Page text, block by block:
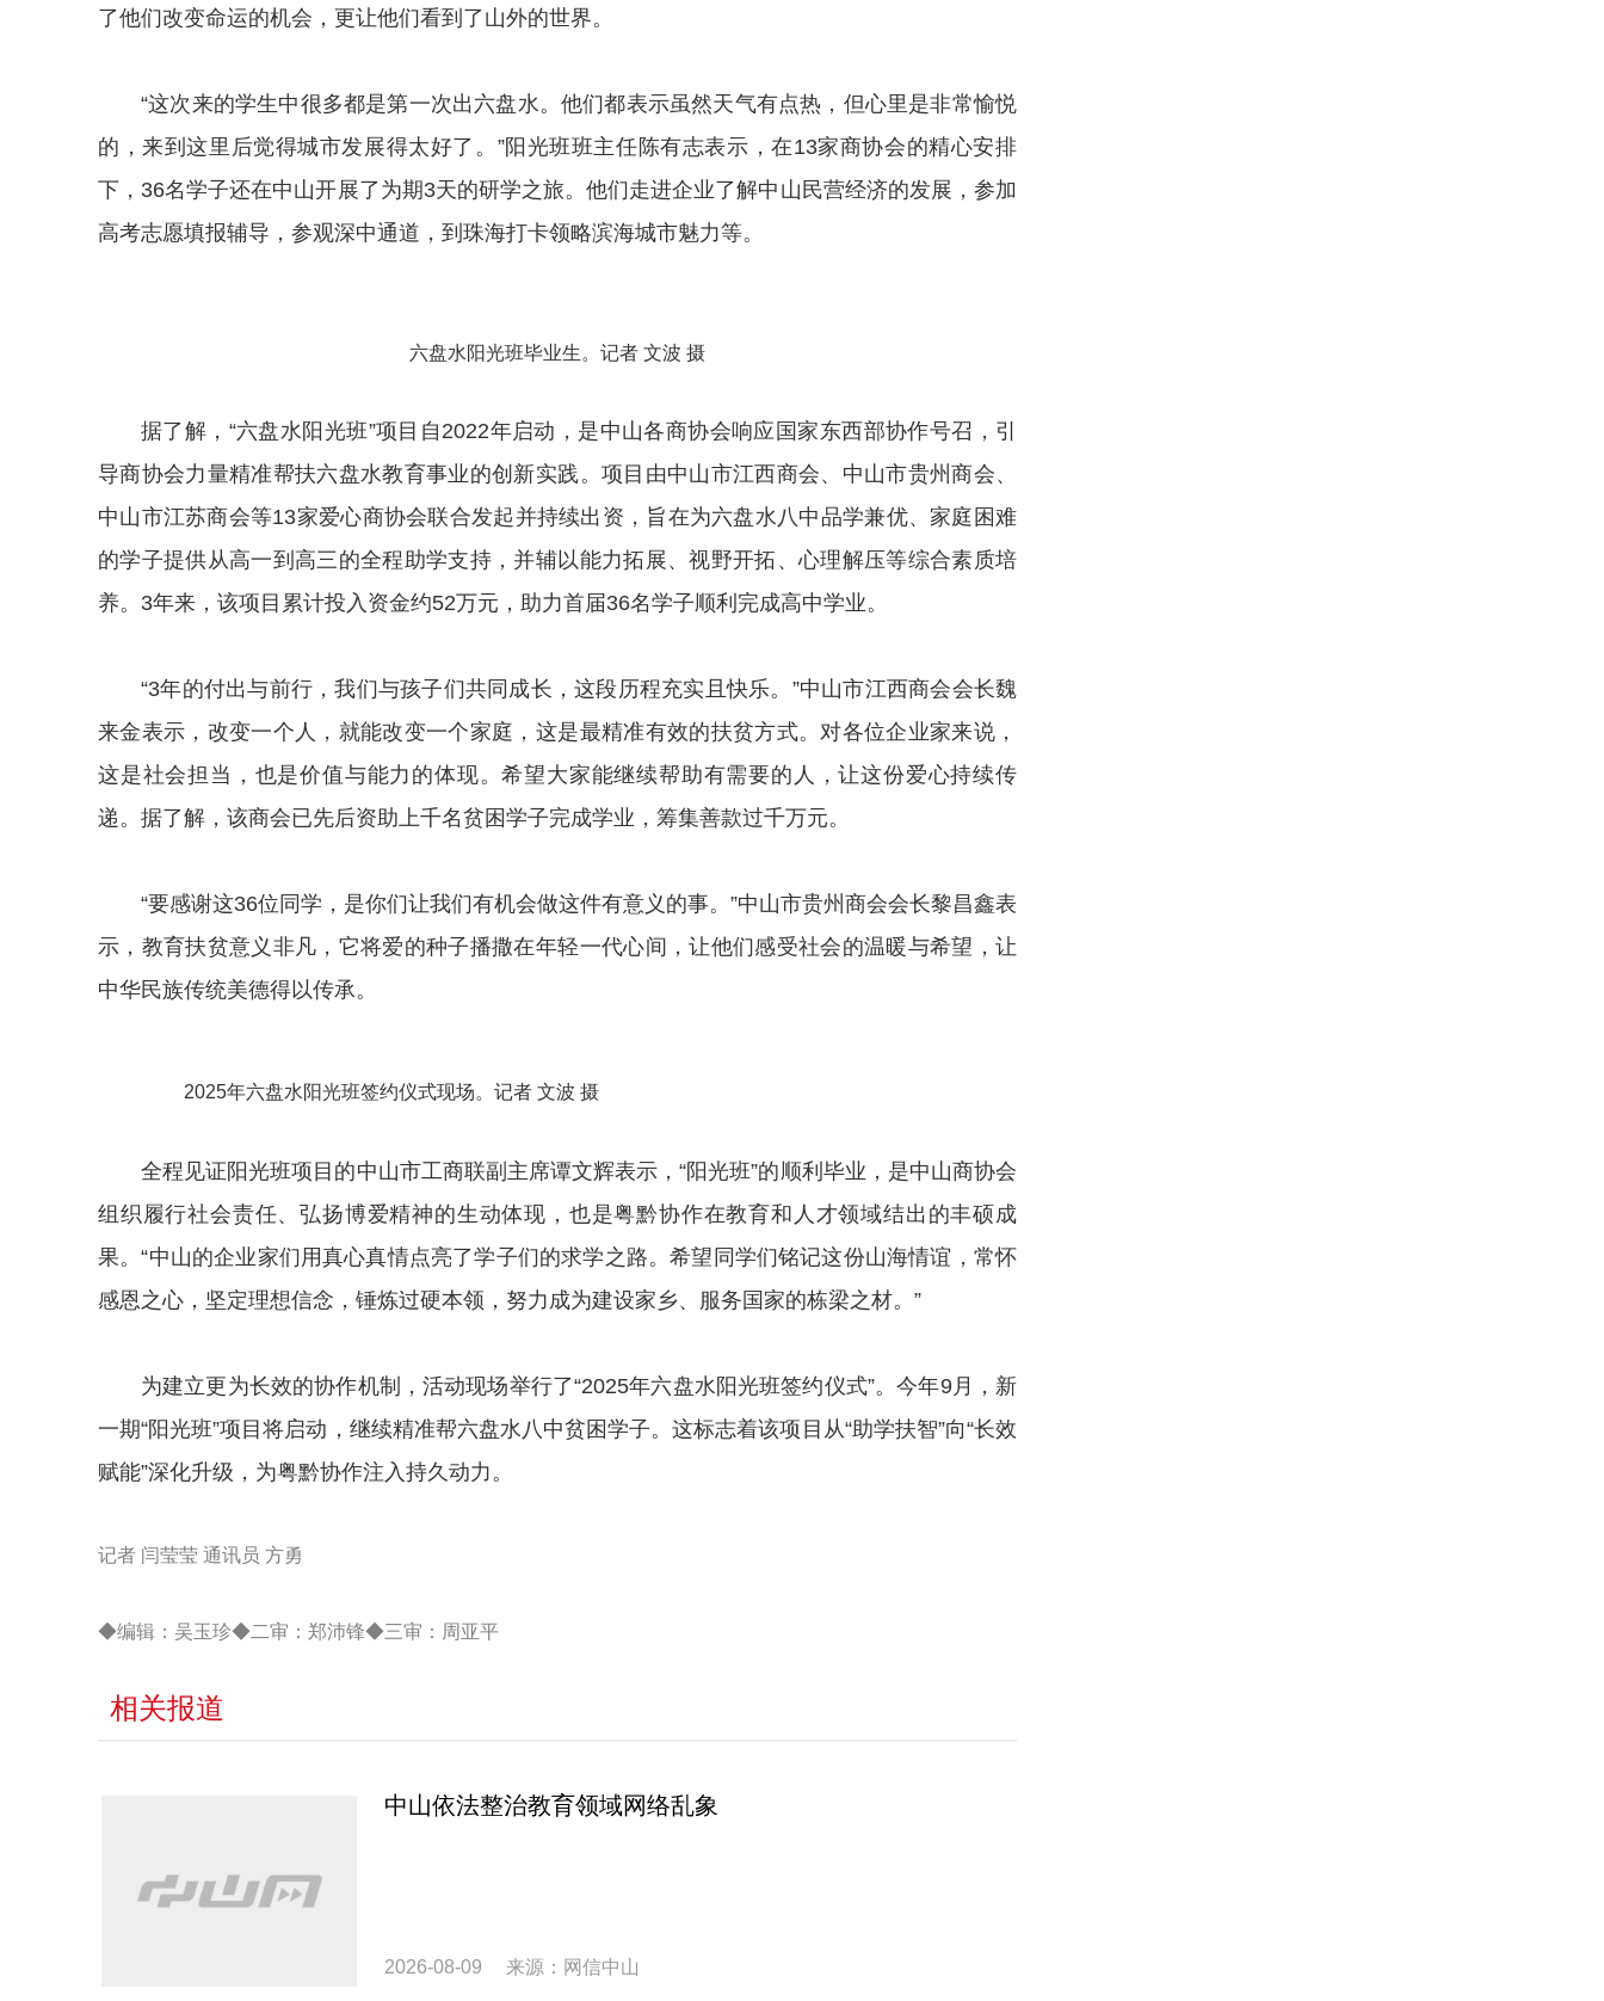
了他们改变命运的机会，更让他们看到了山外的世界。
“这次来的学生中很多都是第一次出六盘水。他们都表示虽然天气有点热，但心里是非常愉悦
的，来到这里后觉得城市发展得太好了。”阳光班班主任陈有志表示，在13家商协会的精心安排
下，36名学子还在中山开展了为期3天的研学之旅。他们走进企业了解中山民营经济的发展，参加
高考志愿填报辅导，参观深中通道，到珠海打卡领略滨海城市魅力等。
六盘水阳光班毕业生。记者 文波 摄
据了解，“六盘水阳光班”项目自2022年启动，是中山各商协会响应国家东西部协作号召，引
导商协会力量精准帮扶六盘水教育事业的创新实践。项目由中山市江西商会、中山市贵州商会、
中山市江苏商会等13家爱心商协会联合发起并持续出资，旨在为六盘水八中品学兼优、家庭困难
的学子提供从高一到高三的全程助学支持，并辅以能力拓展、视野开拓 、心理解压等综合素质培
养。3年来，该项目累计投入资金约52万元，助力首届36名学子顺利完成高中学业。
“3年的付出与前行，我们与孩子们共同成长，这段历程充实且快乐。”中山市江西商会会长魏
来金表示，改变一个人，就能改变一个家庭，这是最精准有效的扶贫方式。对各位企业家来说，
这是社会担当，也是价值与能力的体现。希望大家能继续帮助有需要的人，让这份爱心持续传
递。据了解，该商会已先后资助上千名贫困学子完成学业，筹集善款过千万元。
“要感谢这36位同学，是你们让我们有机会做这件有意义的事。”中山市贵州商会会长黎昌鑫表
示，教育扶贫意义非凡，它将爱的种子播撒在年轻一代心间，让他们感受社会的温暖与希望，让
中华民族传统美德得以传承。
2025年六盘水阳光班签约仪式现场。记者 文波 摄
全程见证阳光班项目的中山市工商联副主席谭文辉表示，“阳光班”的顺利毕业，是中山商协会
组织履行社会责任、弘扬博爱精神的生动体现，也是粤黔协作在教育和人才领域结出的丰硕成
果。“中山的企业家们用真心真情点亮了学子们的求学之路。希望同学们铭记这份山海情谊，常怀
感恩之心，坚定理想信念，锤炼过硬本领，努力成为建设家乡、服务国家的栋梁之材。”
为建立更为长效的协作机制，活动现场举行了“2025年六盘水阳光班签约仪式”。今年9月，新
一期“阳光班”项目将启动，继续精准帮六盘水八中贫困学子。这标志着该项目从“助学扶智”向“长效
赋能”深化升级，为粤黔协作注入持久动力。
记者 闫莹莹 通讯员 方勇
◆编辑：吴玉珍◆二审：郑沛锋◆三审：周亚平
相关报道
中山依法整治教育领域网络乱象
2026-08-09 来源：网信中山